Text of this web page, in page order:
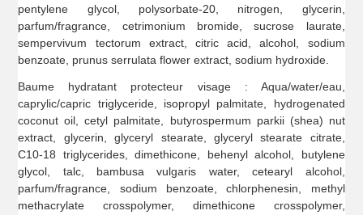
pentylene glycol, polysorbate-20, nitrogen, glycerin,
parfum/fragrance, cetrimonium bromide, sucrose laurate,
sempervivum tectorum extract, citric acid, alcohol, sodium
benzoate, prunus serrulata flower extract, sodium hydroxide.
Baume hydratant protecteur visage : Aqua/water/eau,
caprylic/capric triglyceride, isopropyl palmitate, hydrogenated
coconut oil, cetyl palmitate, butyrospermum parkii (shea) nut
extract, glycerin, glyceryl stearate, glyceryl stearate citrate,
C10-18 triglycerides, dimethicone, behenyl alcohol, butylene
glycol, talc, bambusa vulgaris water, cetearyl alcohol,
parfum/fragrance, sodium benzoate, chlorphenesin, methyl
methacrylate crosspolymer, dimethicone crosspolymer,